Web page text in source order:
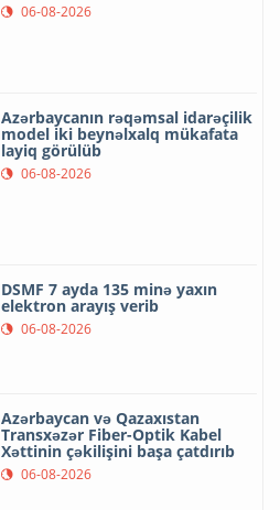
06-08-2026
Azərbaycanın rəqəmsal idarəçilik
model iki beynəlxalq mükafata
layiq görülüb
06-08-2026
DSMF 7 ayda 135 minə yaxın
elektron arayış verib
06-08-2026
Azərbaycan və Qazaxıstan
Transxəzər Fiber-Optik Kabel
Xəttinin çəkilişini başa çatdırıb
06-08-2026